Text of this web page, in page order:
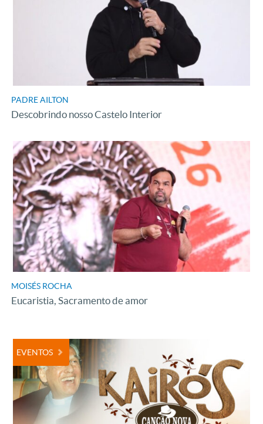
PADRE AILTON
Descobrindo nosso Castelo Interior
MOISÉS ROCHA
Eucaristia, Sacramento de amor
EVENTOS